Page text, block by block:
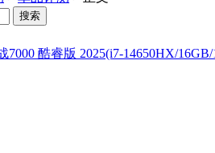
7000 酷睿版 2025(i7-14650HX/